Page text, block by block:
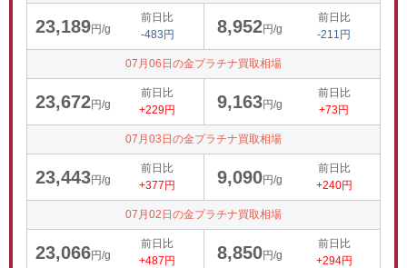
23,189円/g
前日比
-483円
8,952円/g
前日比
-211円
07月06日の金プラチナ買取相場
23,672円/g
前日比
+229円
9,163円/g
前日比
+73円
07月03日の金プラチナ買取相場
23,443円/g
前日比
+377円
9,090円/g
前日比
+240円
07月02日の金プラチナ買取相場
23,066円/g
前日比
+487円
8,850円/g
前日比
+294円